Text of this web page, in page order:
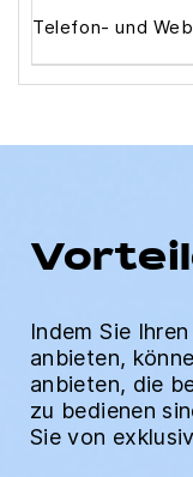
Telefon- und
Indem Sie
anbieten,
anbieten, die
zu bedienen
Sie von